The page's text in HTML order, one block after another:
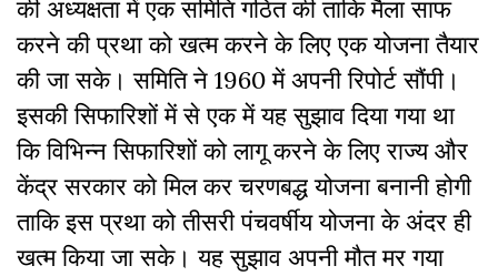
की अध्यक्षता में एक समिति गठित की ताकि मैला साफ
करने की प्रथा को खत्म करने के लिए एक योजना तैयार
की जा सके। समिति ने 1960 में अपनी रिपोर्ट सौंपी।
इसकी सिफारिशों में से एक में यह सुझाव दिया गया था
कि विभिन्न सिफारिशों को लागू करने के लिए राज्य और
केंद्र सरकार को मिल कर चरणबद्ध योजना बनानी होगी
ताकि इस प्रथा को तीसरी पंचवर्षीय योजना के अंदर ही
खत्म किया जा सके। यह सुझाव अपनी मौत मर गया